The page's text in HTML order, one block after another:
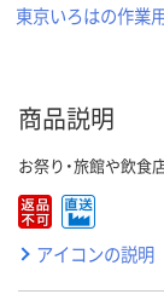
東京いろはの作業
商品説明
お祭り・旅館や飲食
アイコンの説明